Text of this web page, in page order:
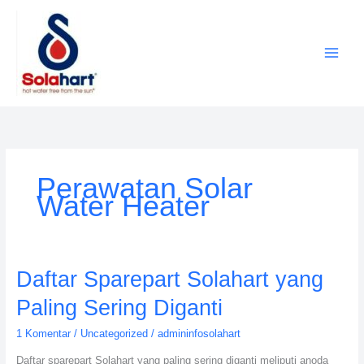
Perawatan Solar
Water Heater
Daftar Sparepart Solahart yang
Paling Sering Diganti
1 Komentar / Uncategorized / admininfosolahart
Daftar sparepart Solahart yang paling sering diganti meliputi anoda
Daftar
Sparepart
Solahart
yang